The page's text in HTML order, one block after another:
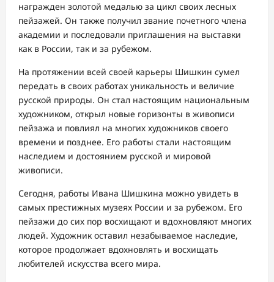
награжден золотой медалью за цикл своих лесных
пейзажей. Он также получил звание почетного члена
академии и последовали приглашения на выставки
как в России, так и за рубежом.
На протяжении всей своей карьеры Шишкин сумел
передать в своих работах уникальность и величие
русской природы. Он стал настоящим национальным
художником, открыл новые горизонты в живописи
пейзажа и повлиял на многих художников своего
времени и позднее. Его работы стали настоящим
наследием и достоянием русской и мировой
живописи.
Сегодня, работы Ивана Шишкина можно увидеть в
самых престижных музеях России и за рубежом. Его
пейзажи до сих пор восхищают и вдохновляют многих
людей. Художник оставил незабываемое наследие,
которое продолжает вдохновлять и восхищать
любителей искусства всего мира.